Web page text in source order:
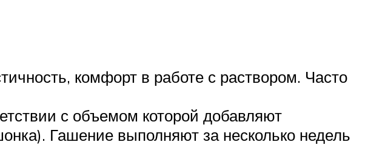
комфорт в работе с раствором. Часто
с объемом которой добавляют
Гашение выполняют за несколько недель